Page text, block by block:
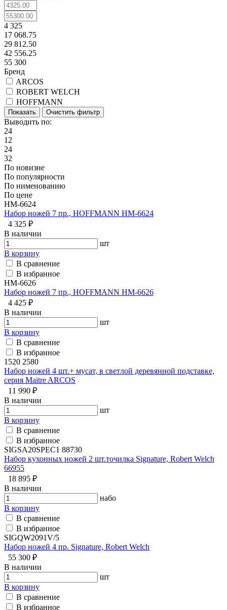
4 325
17 068.75
29 812.50
42 556.25
55 300
Бренд
ARCOS
ROBERT WELCH
HOFFMANN
Выводить по:
24
12
24
32
По новизне
По популярности
По нименованию
По цене
HM-6624
Набор ножей 7 пр., HOFFMANN HM-6624
4 325 ₽
В наличии
шт
В корзину
В сравнение
В избранное
HM-6626
Набор ножей 7 пр., HOFFMANN HM-6626
4 425 ₽
В наличии
шт
В корзину
В сравнение
В избранное
1520 2580
Набор ножей 4 шт.+ мусат, в светлой деревянной подставке,
серия Maitre ARCOS
11 990 ₽
В наличии
шт
В корзину
В сравнение
В избранное
SIGSA20SPEC1 88730
Набор кухонных ножей 2 шт.точилка Signature, Robert Welch
66955
18 895 ₽
В наличии
набо
В корзину
В сравнение
В избранное
SIGQW2091V/5
Набор ножей 4 пр. Signature, Robert Welch
55 300 ₽
В наличии
шт
В корзину
В сравнение
В избранное